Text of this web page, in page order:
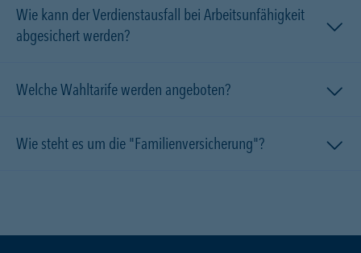
Wie kann der Verdienstausfall bei Arbeitsunfähigkeit
abgesichert werden?
Welche Wahltarife werden angeboten?
Wie steht es um die "Familienversicherung"?